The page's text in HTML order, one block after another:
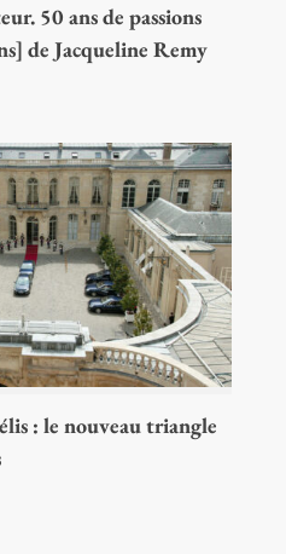
50 ans de passions
de Jacqueline Remy
: le nouveau triangle